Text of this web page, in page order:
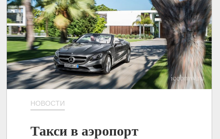
НОВОСТИ
Такси в аэропорт